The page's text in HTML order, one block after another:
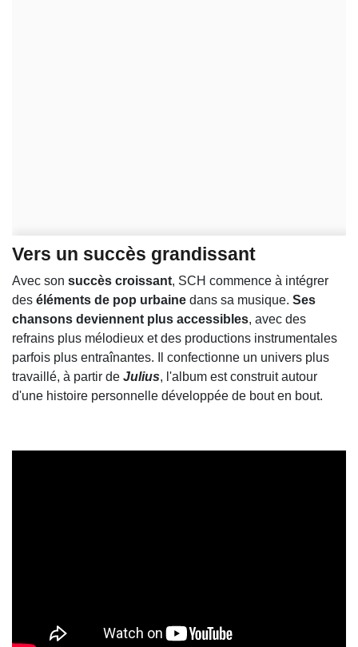
Vers un succès grandissant
Avec son succès croissant, SCH commence à intégrer
des éléments de pop urbaine dans sa musique. Ses
chansons deviennent plus accessibles, avec des
refrains plus mélodieux et des productions instrumentales
parfois plus entraînantes. Il confectionne un univers plus
travaillé, à partir de Julius, l'album est construit autour
d'une histoire personnelle développée de bout en bout.